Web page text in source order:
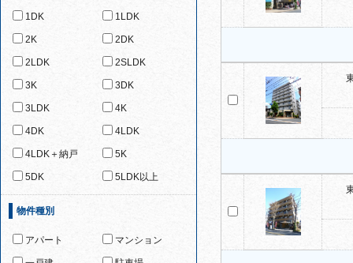
1DK 1LDK
2K 2DK
2LDK 2SLDK
3K 3DK
3LDK 4K
4DK 4LDK
4LDK＋納戸 5K
5DK 5LDK以上
物件種別
アパート マンション